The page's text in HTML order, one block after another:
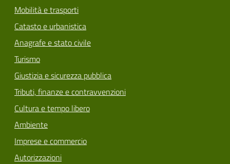
Mobilità e trasporti
Catasto e urbanistica
Anagrafe e stato civile
Turismo
Giustizia e sicurezza pubblica
Tributi, finanze e contravvenzioni
Cultura e tempo libero
Ambiente
Imprese e commercio
Autorizzazioni